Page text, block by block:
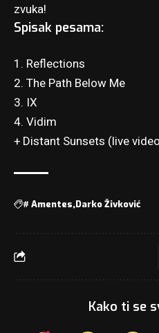
zvuka!
Spisak pesama:
1. Reflections
2. The Path Below Me
3. IX
4. Vidim
+ Distant Sunsets (live
# Amentes Darko Živković
Kako ti se